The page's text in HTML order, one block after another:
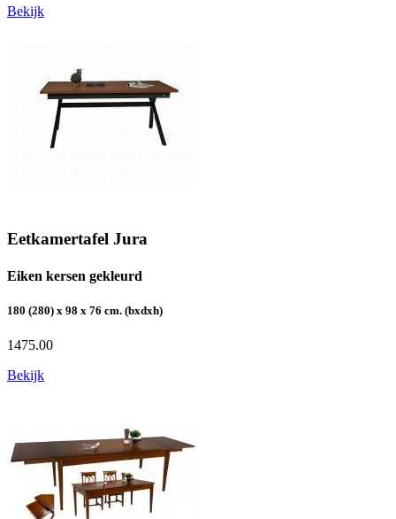
Bekijk
Eetkamertafel Jura
Eiken kersen gekleurd
180 (280) x 98 x 76 cm. (bxdxh)
1475.00
Bekijk